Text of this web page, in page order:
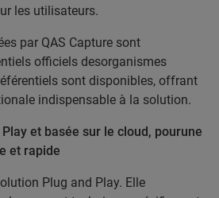
les utilisateurs.
par QAS Capture sont
officiels desorganismes
sont disponibles, offrant
indispensable à la solution.
et basée sur le cloud, pourune
et rapide
Plug and Play. Elle